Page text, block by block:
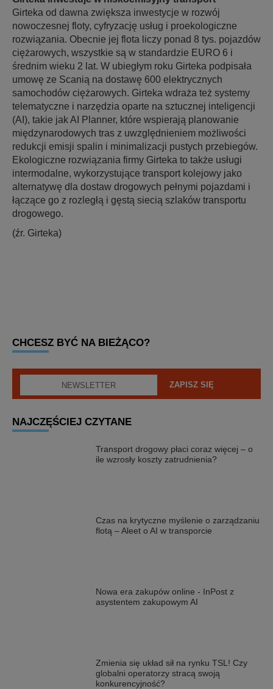
Girteka od dawna zwiększa inwestycje w rozwój
nowoczesnej floty, cyfryzację usług i proekologiczne
rozwiązania. Obecnie jej flota liczy ponad 8 tys. pojazdów
ciężarowych, wszystkie są w standardzie EURO 6 i
średnim wieku 2 lat. W ubiegłym roku Girteka podpisała
umowę ze Scanią na dostawę 600 elektrycznych
samochodów ciężarowych. Girteka wdraża też systemy
telematyczne i narzędzia oparte na sztucznej inteligencji
(AI), takie jak AI Planner, które wspierają planowanie
międzynarodowych tras z uwzględnieniem możliwości
redukcji emisji spalin i minimalizacji pustych przebiegów.
Ekologiczne rozwiązania firmy Girteka to także usługi
intermodalne, wykorzystujące transport kolejowy jako
alternatywę dla dostaw drogowych pełnymi pojazdami i
łączące go z rozległą i gęstą siecią szlaków transportu
drogowego.
(źr. Girteka)
CHCESZ BYĆ NA BIEŻĄCO?
NAJCZĘŚCIEJ CZYTANE
Transport drogowy płaci coraz więcej – o
ile wzrosły koszty zatrudnienia?
Czas na krytyczne myślenie o zarządzaniu
flotą – Aleet o AI w transporcie
Nowa era zakupów online - InPost z
asystentem zakupowym AI
Zmienia się układ sił na rynku TSL! Czy
globalni operatorzy stracą swoją
konkurencyjność?